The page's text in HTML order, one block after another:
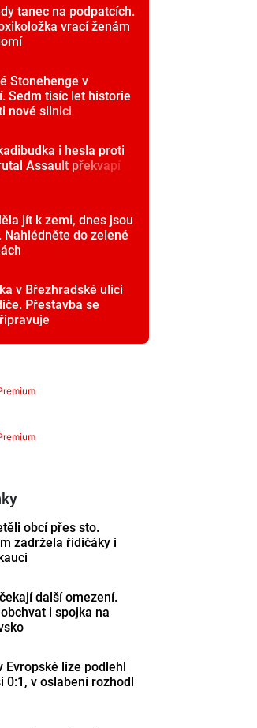
tanec na podpatcích.
vrací ženám
Stonehenge v
Sedm tisíc let historie
nové silnici
i hesla proti
Assault překvapí
jít k zemi, dnes jsou
Nahlédněte do zelené
v Březhradské ulici
Přestavba se
obcí přes sto.
zadržela řidičáky i
další omezení.
i spojka na
Evropské lize podlehl
0:1, v oslabení rozhodl